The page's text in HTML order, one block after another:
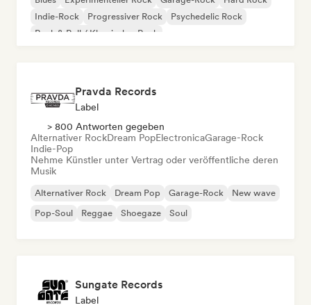
Indie-Rock
Progressiver Rock
Psychedelic Rock
Rock & Roll / Klassischer Rock
Pravda Records
Label
> 800 Antworten gegeben
Alternativer RockDream PopElectronicaGarage-Rock
Indie-Pop
Nehme Künstler unter Vertrag oder veröffentliche deren
Musik
Alternativer Rock Dream Pop Garage-Rock
New wave
Pop-Soul
Reggae Shoegaze Soul
Sungate Records
Label